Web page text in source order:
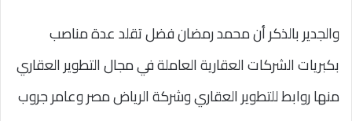
والجدير بالذكر أن محمد رمضان فضل تقلد عدة مناصب
بكبريات الشركات العقارية العاملة في مجال التطوير العقاري
منها روابط للتطوير العقاري وشركة الرياض مصر وعامر جروب